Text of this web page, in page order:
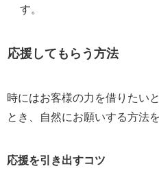
す。
応援してもらう方法
時にはお客様の力を借りたい
とき、自然にお願いする方法
応援を引き出すコツ